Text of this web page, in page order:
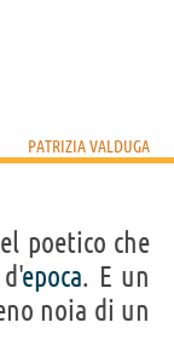
PATRIZIA VALDUGA
poetico che
epoca. E un
noia di un